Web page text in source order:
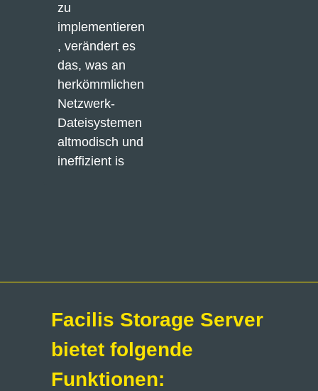
zu
implementieren
, verändert es
das, was an
herkömmlichen
Netzwerk-
Dateisystemen
altmodisch und
ineffizient is
Facilis Storage Server
bietet folgende
Funktionen: